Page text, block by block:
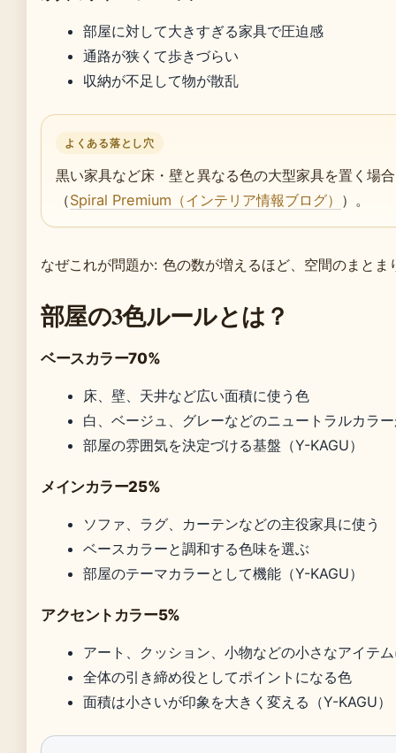
部屋に対して大きすぎる家具で圧迫感
通路が狭くて歩きづらい
収納が不足して物が散乱
よくある落とし穴
黒い家具など床・壁と異なる色の大型家具を置く場
（Spiral Premium（インテリア情報ブログ） ）。
なぜこれが問題か: 色の数が増えるほど、空間のまと
部屋の3色ルールとは？
ベースカラー70%
床、壁、天井など広い面積に使う色
白、ベージュ、グレーなどのニュートラルカラ
部屋の雰囲気を決定づける基盤（Y-KAGU）
メインカラー25%
ソファ、ラグ、カーテンなどの主役家具に使う
ベースカラーと調和する色味を選ぶ
部屋のテーマカラーとして機能（Y-KAGU）
アクセントカラー5%
アート、クッション、小物などの小さなアイテ
全体の引き締め役としてポイントになる色
面積は小さいが印象を大きく変える（Y-KAGU）